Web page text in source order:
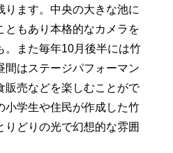
ります。中央の大きな池に
ともあり本格的なカメラを
。また毎年10月後半には竹
間はステージパフォーマン
販売などを楽しむことがで
小学生や住民が作成した竹
どりの光で幻想的な雰囲